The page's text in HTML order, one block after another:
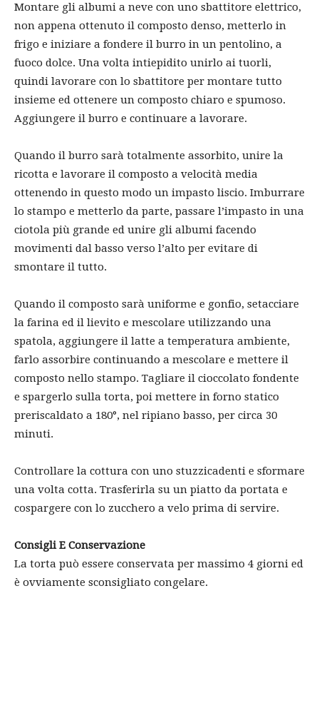
Montare gli albumi a neve con uno sbattitore elettrico,
non appena ottenuto il composto denso, metterlo in
frigo e iniziare a fondere il burro in un pentolino, a
fuoco dolce. Una volta intiepidito unirlo ai tuorli,
quindi lavorare con lo sbattitore per montare tutto
insieme ed ottenere un composto chiaro e spumoso.
Aggiungere il burro e continuare a lavorare.
Quando il burro sarà totalmente assorbito, unire la
ricotta e lavorare il composto a velocità media
ottenendo in questo modo un impasto liscio. Imburrare
lo stampo e metterlo da parte, passare l’impasto in una
ciotola più grande ed unire gli albumi facendo
movimenti dal basso verso l’alto per evitare di
smontare il tutto.
Quando il composto sarà uniforme e gonfio, setacciare
la farina ed il lievito e mescolare utilizzando una
spatola, aggiungere il latte a temperatura ambiente,
farlo assorbire continuando a mescolare e mettere il
composto nello stampo. Tagliare il cioccolato fondente
e spargerlo sulla torta, poi mettere in forno statico
preriscaldato a 180°, nel ripiano basso, per circa 30
minuti.
Controllare la cottura con uno stuzzicadenti e sformare
una volta cotta. Trasferirla su un piatto da portata e
cospargere con lo zucchero a velo prima di servire.
Consigli E Conservazione
La torta può essere conservata per massimo 4 giorni ed
è ovviamente sconsigliato congelare.